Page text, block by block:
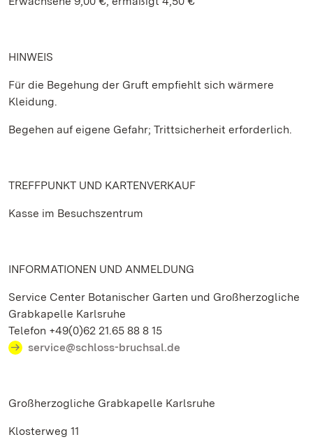
HINWEIS
Für die Begehung der Gruft empfiehlt sich wärmere
Kleidung.
Begehen auf eigene Gefahr; Trittsicherheit erforderlich.
TREFFPUNKT UND KARTENVERKAUF
Kasse im Besuchszentrum
INFORMATIONEN UND ANMELDUNG
Service Center Botanischer Garten und Großherzogliche
Grabkapelle Karlsruhe
Telefon +49(0)62 21.65 88 8 15
service@schloss-bruchsal.de
Großherzogliche Grabkapelle Karlsruhe
Klosterweg 11